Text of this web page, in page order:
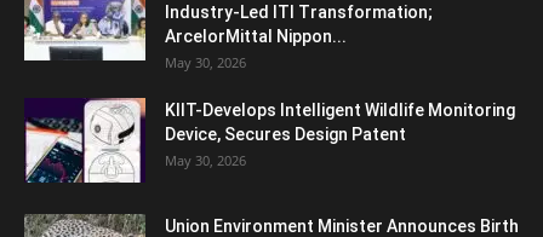
Industry-Led ITI Transformation;
ArcelorMittal Nippon...
May 30, 2026
KIIT-Develops Intelligent Wildlife Monitoring
Device, Secures Design Patent
May 30, 2026
Union Environment Minister Announces Birth